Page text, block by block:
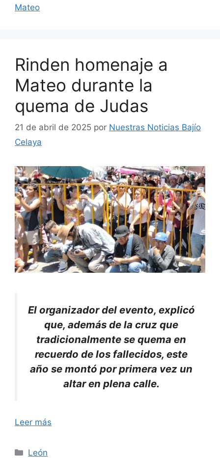
Mateo
Rinden homenaje a
Mateo durante la
quema de Judas
21 de abril de 2025 por Nuestras Noticias Bajío
Celaya
Elorganizador del evento, explicó
que, además de la cruz que
tradicionalmente se quema en
recuerdo de los fallecidos, este
año se montó por primera vez un
altar en plena calle.
Leer más
Categorías
León